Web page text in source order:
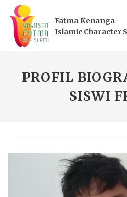
Fatma Kenanga
Islamic Character
PROFIL
SISWI